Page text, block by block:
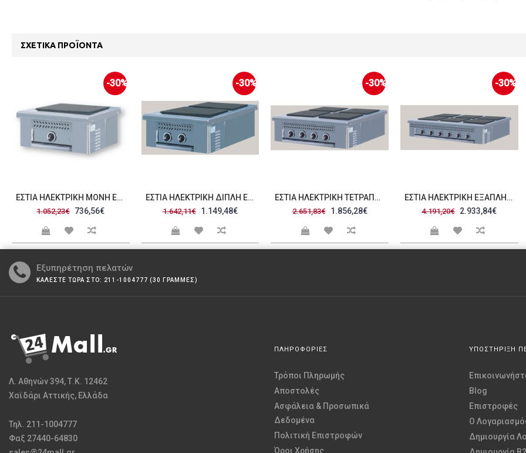
ΣΧΕΤΙΚΆ ΠΡΟΪΌΝΤΑ
-30%
ΕΣΤΊΑ ΗΛΕΚΤΡΙΚΉ ΜΟΝΉ E1 82N
1.052,23€ 736,56€
-30%
ΕΣΤΊΑ ΗΛΕΚΤΡΙΚΉ ΔΙΠΛΉ E2B 82N
1.642,11€ 1.149,48€
-30%
ΕΣΤΊΑ ΗΛΕΚΤΡΙΚΉ ΤΕΤΡΑΠΛΉ E4 82N
2.651,83€ 1.856,28€
-30%
ΕΣΤΊΑ ΗΛΕΚΤΡΙΚΉ ΕΞΑΠΛΉ E6 82N
4.191,20€ 2.933,84€
Εξυπηρέτηση πελατών
ΚΑΛΕΣΤΕ ΤΩΡΑ ΣΤΟ: 211-1004777 (30 ΓΡΑΜΜΕΣ)
Λ. Αθηνών 394, Τ.Κ. 12462
Χαϊδάρι Αττικής, Ελλάδα
Τηλ. 211-1004777
Φαξ 27440-64830
ΠΛΗΡΟΦΟΡΙΕΣ
Τρόποι Πληρωμής
Αποστολές
Ασφάλεια & Προσωπικά
Δεδομένα
Πολιτική Επιστροφών
Όροι Χρήσης
ΥΠΟΣΤΗΡΙΞΗ
Blog
Επιστροφές
O
Δημιουργία